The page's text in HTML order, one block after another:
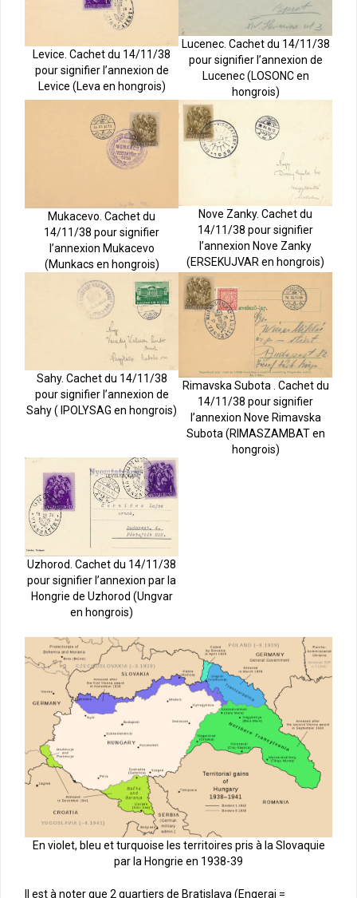
Levice. Cachet du 14/11/38
pour signifier l’annexion de
Levice (Leva en hongrois)
Lucenec. Cachet du 14/11/38
pour signifier l’annexion de
Lucenec (LOSONC en
hongrois)
Mukacevo. Cachet du
14/11/38 pour signifier
l’annexion Mukacevo
(Munkacs en hongrois)
Nove Zanky. Cachet du
14/11/38 pour signifier
l’annexion Nove Zanky
(ERSEKUJVAR en hongrois)
Sahy. Cachet du 14/11/38
pour signifier l’annexion de
Sahy ( IPOLYSAG en hongrois)
Rimavska Subota . Cachet du
14/11/38 pour signifier
l’annexion Nove Rimavska
Subota (RIMASZAMBAT en
hongrois)
Uzhorod. Cachet du 14/11/38
pour signifier l’annexion par la
Hongrie de Uzhorod (Ungvar
en hongrois)
En violet, bleu et turquoise les territoires pris à la Slovaquie
par la Hongrie en 1938-39
Il est à noter que 2 quartiers de Bratislava (Engerai =